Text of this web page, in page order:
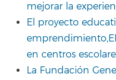
mejorar la
El proyecto
en centros
La Fundación